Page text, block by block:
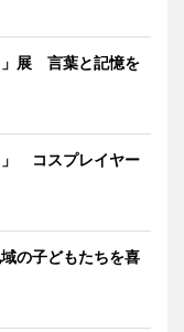
」展 言葉と記憶を
」 コスプレイヤー
の子どもたちを喜